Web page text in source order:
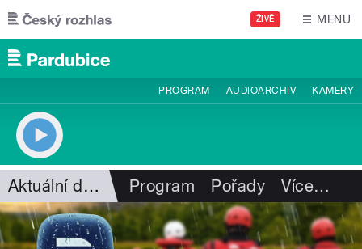
Přejít k hlavnímu obsahu
ŽIVĚ MENU
PROGRAM AUDIOARCHIV KAMERY
Aktuální dění Program Pořady Více…